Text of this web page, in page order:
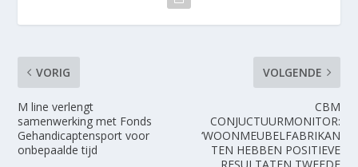
VORIG
M line verlengt
samenwerking met Fonds
Gehandicaptensport voor
onbepaalde tijd
VOLGENDE
CBM
CONJUCTUURMONITOR:
‘WOONMEUBELFABRIKAN
TEN HEBBEN POSITIEVE
RESULTATEN TWEEDE